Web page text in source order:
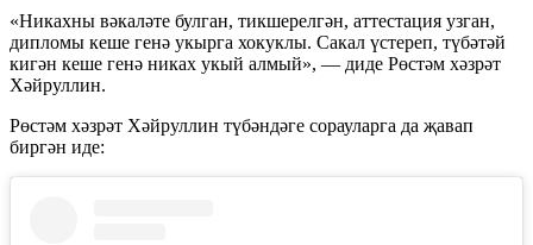
«Никахны вәкаләте булган, тикшерелгән, аттестация узган,
дипломы кеше генә укырга хокуклы. Сакал үстереп, түбәтәй
кигән кеше генә никах укый алмый», — диде Рөстәм хәзрәт
Хәйруллин.
Рөстәм хәзрәт Хәйруллин түбәндәге сорауларга да җавап
биргән иде: